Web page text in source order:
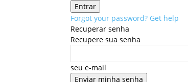
Forgot your password? Get help
Recuperar senha
Recupere sua senha
seu e-mail